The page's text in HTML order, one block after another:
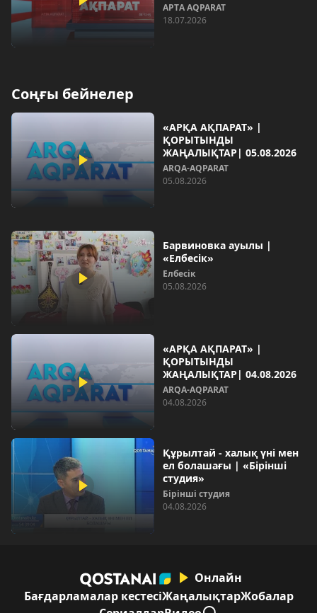
AРТA AQPARAT
18.07.2026
Соңғы бейнелер
«АРҚА АҚПАРАТ» |
ҚОРЫТЫНДЫ
ЖАҢАЛЫҚТАР| 05.08.2026
ARQA-AQPARAT
05.08.2026
Барвиновка ауылы |
«Елбесік»
Елбесік
05.08.2026
«АРҚА АҚПАРАТ» |
ҚОРЫТЫНДЫ
ЖАҢАЛЫҚТАР| 04.08.2026
ARQA-AQPARAT
04.08.2026
Құрылтай - халық үні мен
ел болашағы | «Бірінші
студия»
Бірінші студия
04.08.2026
Онлайн
Бағдарламалар кестесіЖаңалықтарЖобалар